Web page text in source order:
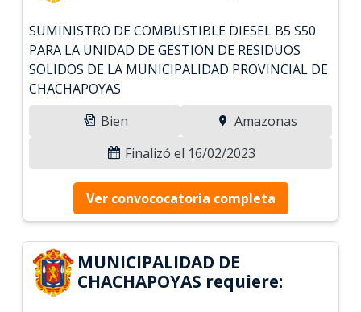
SUMINISTRO DE COMBUSTIBLE DIESEL B5 S50
PARA LA UNIDAD DE GESTION DE RESIDUOS
SOLIDOS DE LA MUNICIPALIDAD PROVINCIAL DE
CHACHAPOYAS
Bien
Amazonas
Finalizó el 16/02/2023
Ver convococatoria completa
MUNICIPALIDAD DE
CHACHAPOYAS requiere: